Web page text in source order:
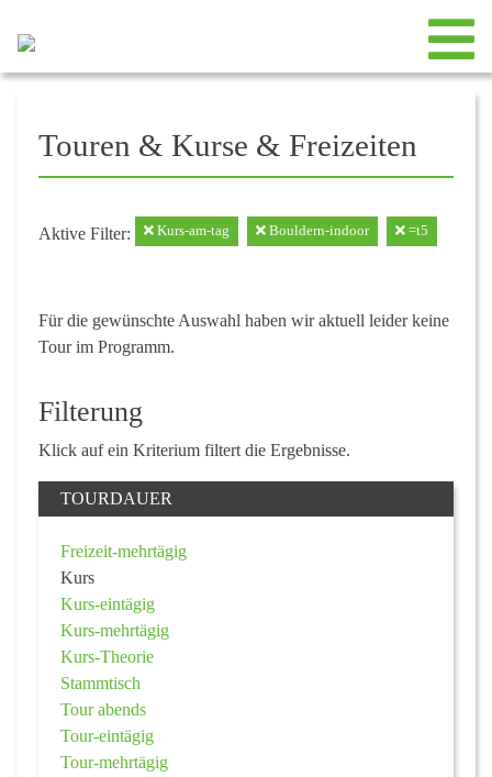
Touren & Kurse & Freizeiten
Aktive Filter: Kurs-am-tag Bouldern-indoor =t5
Für die gewünschte Auswahl haben wir aktuell leider keine
Tour im Programm.
Filterung
Klick auf ein Kriterium filtert die Ergebnisse.
TOURDAUER
Freizeit-mehrtägig
Kurs
Kurs-eintägig
Kurs-mehrtägig
Kurs-Theorie
Stammtisch
Tour abends
Tour-eintägig
Tour-mehrtägig